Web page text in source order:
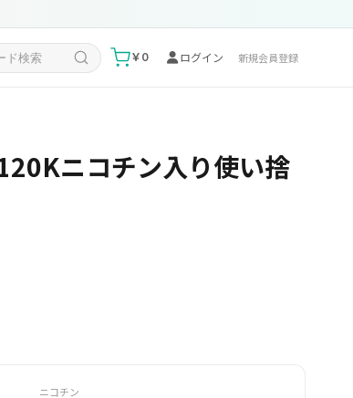
￥0 ログイン 新規会員登録
ニコチン入り使い捨
ニコチン